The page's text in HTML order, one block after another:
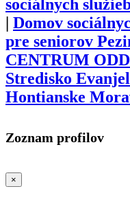
sociálnych
Domov
pre seniorov
CENTRUM
Stredisko
Hontianske
Zoznam profilov
×